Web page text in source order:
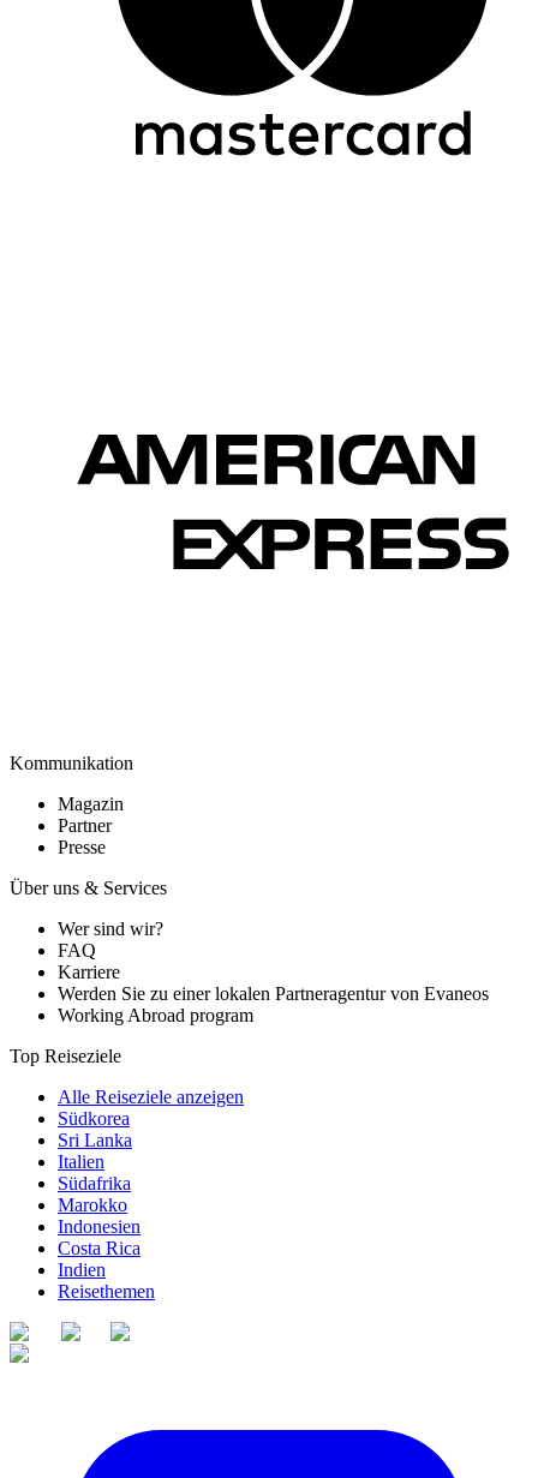
Kommunikation
Magazin
Partner
Presse
Über uns & Services
Wer sind wir?
FAQ
Karriere
Werden Sie zu einer lokalen Partneragentur von Evaneos
Working Abroad program
Top Reiseziele
Alle Reiseziele anzeigen
Südkorea
Sri Lanka
Italien
Südafrika
Marokko
Indonesien
Costa Rica
Indien
Reisethemen